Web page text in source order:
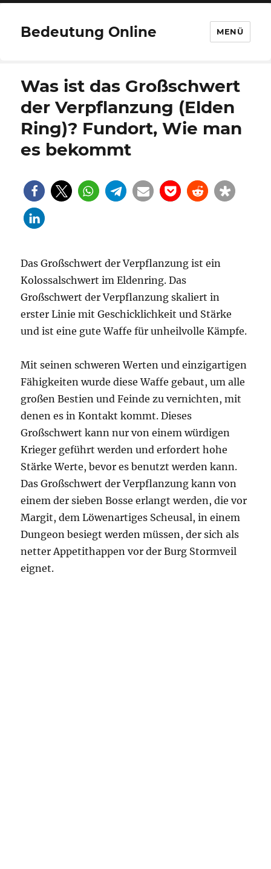
Bedeutung Online MENÜ
Was ist das Großschwert
der Verpflanzung (Elden
Ring)? Fundort, Wie man
es bekommt
Das Großschwert der Verpflanzung ist ein
Kolossalschwert im Eldenring. Das
Großschwert der Verpflanzung skaliert in
erster Linie mit Geschicklichkeit und Stärke
und ist eine gute Waffe für unheilvolle Kämpfe.
Mit seinen schweren Werten und einzigartigen
Fähigkeiten wurde diese Waffe gebaut, um alle
großen Bestien und Feinde zu vernichten, mit
denen es in Kontakt kommt. Dieses
Großschwert kann nur von einem würdigen
Krieger geführt werden und erfordert hohe
Stärke Werte, bevor es benutzt werden kann.
Das Großschwert der Verpflanzung kann von
einem der sieben Bosse erlangt werden, die vor
Margit, dem Löwenartiges Scheusal, in einem
Dungeon besiegt werden müssen, der sich als
netter Appetithappen vor der Burg Stormveil
eignet.